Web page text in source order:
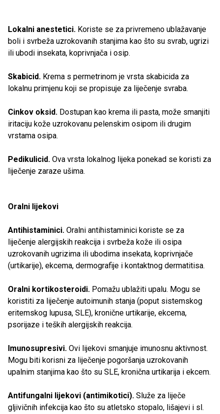
Lokalni anestetici. Koriste se za privremeno ublažavanje
boli i svrbeža uzrokovanih stanjima kao što su svrab, ugrizi
ili ubodi insekata, koprivnjača i osip.
Skabicid. Krema s permetrinom je vrsta skabicida za
lokalnu primjenu koji se propisuje za liječenje svraba.
Cinkov oksid. Dostupan kao krema ili pasta, može smanjiti
iritaciju kože uzrokovanu pelenskim osipom ili drugim
vrstama osipa.
Pedikulicid. Ova vrsta lokalnog lijeka ponekad se koristi za
liječenje zaraze ušima.
Oralni lijekovi
Antihistaminici. Oralni antihistaminici koriste se za
liječenje alergijskih reakcija i svrbeža kože ili osipa
uzrokovanih ugrizima ili ubodima insekata, koprivnjače
(urtikarije), ekcema, dermografije i kontaktnog dermatitisa.
Oralni kortikosteroidi. Pomažu ublažiti upalu. Mogu se
koristiti za liječenje autoimunih stanja (poput sistemskog
eritemskog lupusa, SLE), kronične urtikarije, ekcema,
psorijaze i teških alergijskih reakcija.
Imunosupresivi. Ovi lijekovi smanjuje imunosnu aktivnost.
Mogu biti korisni za liječenje pogoršanja uzrokovanih
upalnim stanjima kao što su SLE, kronična urtikarija i ekcem.
Antifungalni lijekovi (antimikotici). Služe za liječe
gljivičnih infekcija kao što su atletsko stopalo, lišajevi i sl.